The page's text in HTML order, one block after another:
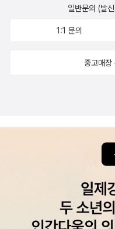
이유가 충분하다. 100권 중
쳐질 것이다.끝으로 저자
의 욕망을 반영한다. 누구
교, 점성술, 과학, 범죄학
하면서 설명한다. 《흑사관
으로 방대하면서도 난해한
발표된 지 이듬해에 세상을
로 한 추리소설이다. 그래
두 권으로 된 번역본이 출
오, 허문순 옮김 《허무에의 제
에의 제물》은 ‘반 미스터
다. 번역본을 낸 출판사는 ‘
일반문의 (발
1:1 문의
중고매장